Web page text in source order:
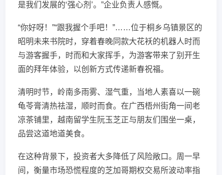
是我们发展的‘强心剂’。”企业负责人感慨。
“你好呀！”“跟我握个手吧！”……位于桐乡乌镇景区的
昭明未来书院时，穿着春晚同款大花袄的机器人时而
与游客握手，时而和大家挥手，为游客带来了别开生
面的拜年体验，以创新方式传递新春祝福。
清明时节，岭南多雨雾、湿气重，当地人素喜以一碗
龟苓膏清热祛湿，顺时而食。在广西梧州街角一间老
凉茶铺里，越南留学生阮玉芝正与朋友们围坐一桌，
品尝这道地道美食。
在这种背景下，投资者大多降低了风险敞口。周一早
间，衡量市场恐慌程度的芝加哥期权交易所波动率指